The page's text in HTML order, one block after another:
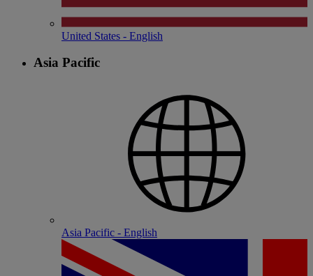
United States - English
Asia Pacific
Asia Pacific - English